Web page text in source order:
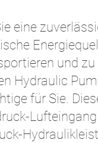
eine
und
Hydraulic
für Sie.